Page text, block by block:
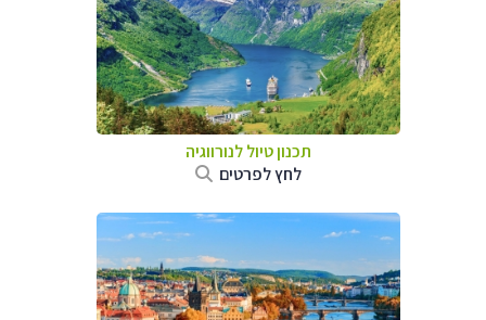
תכנון טיול לנורווגיה
לחץ לפרטים